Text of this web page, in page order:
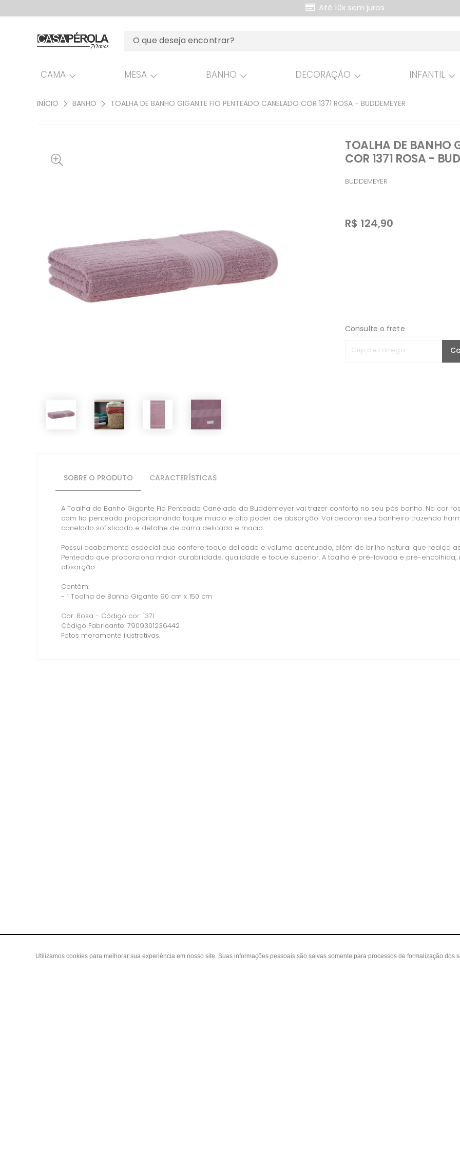
Até 10x sem juros
Retire Grátis na loja
CAMA MESA BANHO DECORAÇÃO INFANTIL
INÍCIO BANHO TOALHA DE BANHO GIGANTE FIO PENTEADO CANELADO COR 1371 ROSA - BUDDEMEYER
TOALHA DE BANHO
COR 1371 ROSA -
BUDDEMEYER
R$ 124,90
Consulte o frete
Cep de Entrega
SOBRE O PRODUTO CARACTERÍSTICAS
A Toalha de Banho Gigante Fio Penteado Canelado da Buddemeyer vai trazer conforto no seu pós banho. Na cor
com fio penteado proporcionando toque macio e alto poder de absorção. Vai decorar seu banheiro trazendo
canelado sofisticado e detalhe de barra delicada e macia.
Possui acabamento especial que confere toque delicado e volume acentuado, além de brilho natural que realça
Penteado que proporciona maior durabilidade, qualidade e toque superior. A toalha é pré-lavada e pré-
absorção.
Contém:
- 1 Toalha de Banho Gigante 90 cm x 150 cm
Cor: Rosa - Código cor: 1371
Código Fabricante: 7909301236442
Fotos meramente ilustrativas.
Utilizamos cookies para melhorar sua experiência em nosso site. Suas informações pessoais são salvas somente para processos de formalização dos